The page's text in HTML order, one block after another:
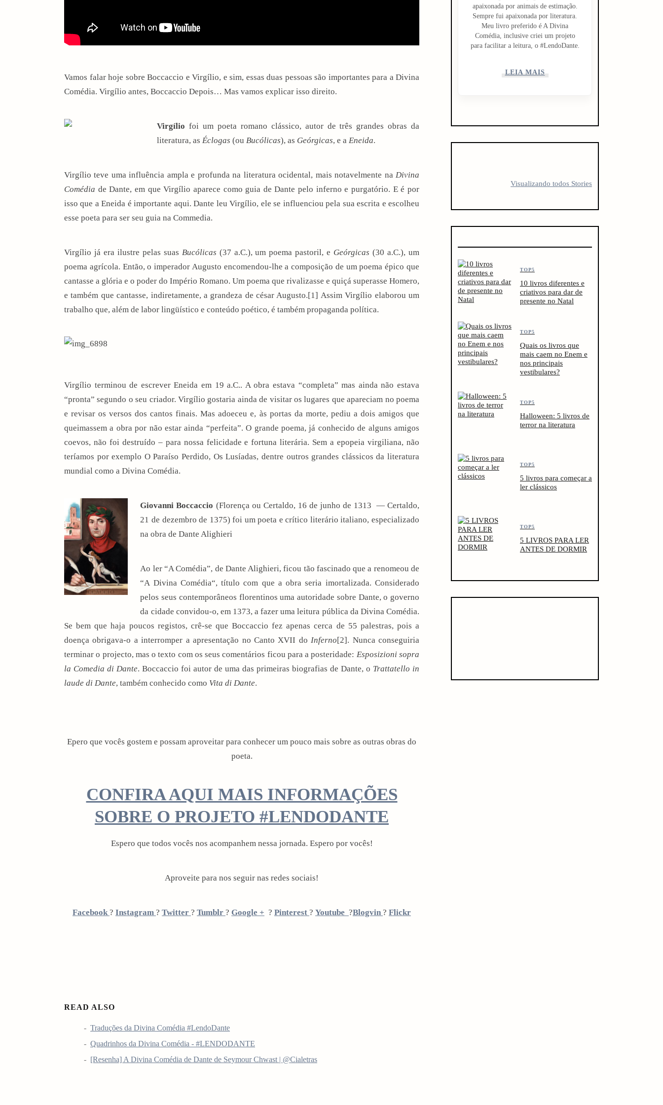
Vamos falar hoje sobre Boccaccio e Virgílio, e sim, essas duas pessoas são importantes para a Divina
Comédia. Virgílio antes, Boccaccio Depois… Mas vamos explicar isso direito.
Virgíliofoi umpoeta romano clássico, autor de três grandes obras da
literatura, as Éclogas (ou Bucólicas), as Geórgicas, e a Eneida.
Virgílio teve uma influência ampla e profunda na literatura ocidental, mais notavelmente na Divina
Comédia deDante, em que Virgílio aparece como guia de Dante pelo inferno e purgatório. E é por
isso que a Eneida é importante aqui. Dante leu Virgílio, ele se influenciou pela sua escrita e escolheu
esse poeta para ser seu guia na Commedia.
Virgílio já era ilustre pelas suas Bucólicas (37 a.C.), um poema pastoril, e Geórgicas (30 a.C.), um
poema agrícola. Então, o imperador Augusto encomendou-lhe a composição de um poema épico que
cantasse a glória e o poder do Império Romano. Um poema que rivalizasse e quiçá superasse Homero,
e também que cantasse, indiretamente, a grandeza decésar Augusto.[1] Assim Virgílio elaborou um
trabalho que, além de labor lingüístico e conteúdo poético, é também propaganda política.
Virgílio terminou de escrever Eneida em 19 a.C.. A obra estava “completa” mas ainda não estava
“pronta” segundo o seu criador. Virgílio gostaria ainda de visitar os lugares que apareciam no poema
e revisar os versos dos cantos finais. Mas adoeceu e, às portas da morte, pediu a dois amigos que
queimassem a obra por não estar ainda “perfeita”. O grande poema, já conhecido de alguns amigos
coevos, não foi destruído – para nossa felicidade e fortuna literária. Sem a epopeia virgiliana, não
teríamos por exemplo OParaíso Perdido, Os Lusíadas, dentre outros grandes clássicos da literatura
mundial como a Divina Comédia.
Giovanni Boccaccio (Florençaou Certaldo, 16 de junho de 1313 — Certaldo,
21 de dezembro de 1375) foi umpoeta ecrítico literário italiano, especializado
na obra deDante Alighieri
Ao ler “A Comédia”, de Dante Alighieri, ficou tão fascinado que a renomeou de
“A Divina Comédia“, título com que a obra seria imortalizada. Considerado
pelos seus contemporâneos florentinos uma autoridade sobre Dante, o governo
da cidade convidou-o, em 1373, a fazer uma leitura pública da Divina Comédia.
Se bem que haja poucos registos, crê-se que Boccaccio fez apenas cerca de 55 palestras, pois a
doença obrigava-o a interromper a apresentação no Canto XVII do Inferno[2]. Nunca conseguiria
terminar o projecto, mas o texto com os seus comentários ficou para a posteridade: Esposizioni sopra
la Comedia di Dante. Boccaccio foi autor de uma das primeiras biografias de Dante, o Trattatello in
laude di Dante, também conhecido como Vita di Dante.
Epero que vocês gostem e possam aproveitar para conhecer um pouco mais sobre as outras obras do
poeta.
CONFIRA AQUI MAIS INFORMAÇÕES
SOBRE O PROJETO #LENDODANTE
Espero que todos vocês nos acompanhem nessa jornada. Espero por vocês!
Aproveite para nos seguir nas redes sociais!
Facebook ? Instagram ? Twitter ? Tumblr ? Google + ? Pinterest ? Youtube ?Blogvin ? Flickr
READ ALSO
Traduções da Divina Comédia #LendoDante
Quadrinhos da Divina Comédia - #LENDODANTE
[Resenha] A Divina Comédia de Dante de Seymour Chwast | @Cialetras
apaixonada por animais de estimação.
Sempre fui apaixonada por literatura.
Meu livro preferido é A Divina
Comédia, inclusive criei um projeto
para facilitar a leitura, o #LendoDante.
LEIA MAIS
Visualizando todos Stories
TODO
TOP5
10 livros diferentes e
criativos para dar de
presente no Natal
TOP5
Quais os livros que
mais caem no Enem e
nos principais
vestibulares?
TOP5
Halloween: 5 livros de
terror na literatura
TOP5
5 livros para começar a
ler clássicos
TOP5
5 LIVROS PARA LER
ANTES DE DORMIR